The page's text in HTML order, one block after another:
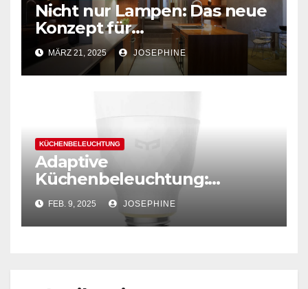
Nicht nur Lampen: Das neue
Konzept für
Küchensystembeleuchtung
MÄRZ 21, 2025 JOSEPHINE
KÜCHENBELEUCHTUNG
Adaptive
Küchenbeleuchtung:
Beleuchtungslösungen, die
sich automatisch an
unterschiedliche
FEB. 9, 2025 JOSEPHINE